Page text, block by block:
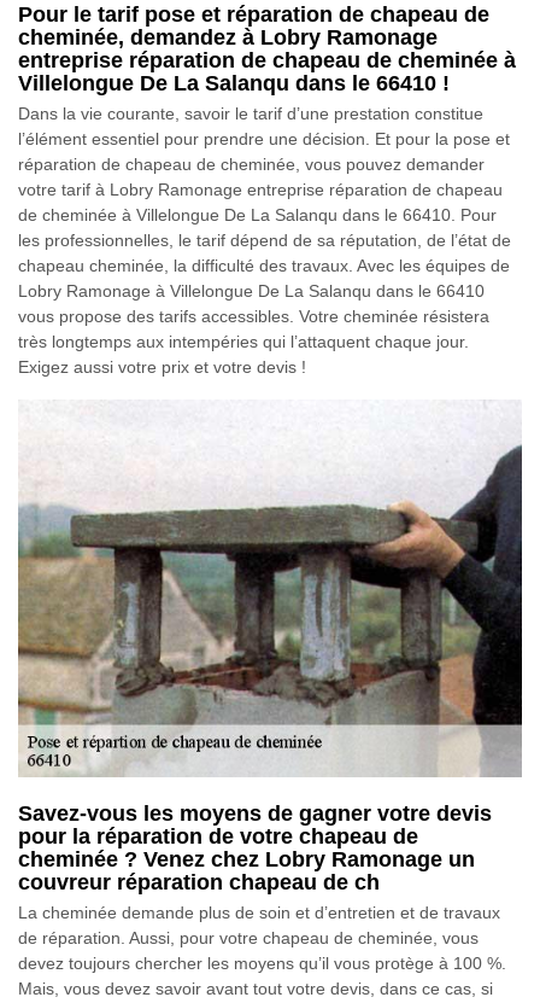
Pour le tarif pose et réparation de chapeau de
cheminée, demandez à Lobry Ramonage
entreprise réparation de chapeau de cheminée à
Villelongue De La Salanqu dans le 66410 !
Dans la vie courante, savoir le tarif d’une prestation constitue
l’élément essentiel pour prendre une décision. Et pour la pose et
réparation de chapeau de cheminée, vous pouvez demander
votre tarif à Lobry Ramonage entreprise réparation de chapeau
de cheminée à Villelongue De La Salanqu dans le 66410. Pour
les professionnelles, le tarif dépend de sa réputation, de l’état de
chapeau cheminée, la difficulté des travaux. Avec les équipes de
Lobry Ramonage à Villelongue De La Salanqu dans le 66410
vous propose des tarifs accessibles. Votre cheminée résistera
très longtemps aux intempéries qui l’attaquent chaque jour.
Exigez aussi votre prix et votre devis !
Savez-vous les moyens de gagner votre devis
pour la réparation de votre chapeau de
cheminée ? Venez chez Lobry Ramonage un
couvreur réparation chapeau de ch
La cheminée demande plus de soin et d’entretien et de travaux
de réparation. Aussi, pour votre chapeau de cheminée, vous
devez toujours chercher les moyens qu’il vous protège à 100 %.
Mais, vous devez savoir avant tout votre devis, dans ce cas, si